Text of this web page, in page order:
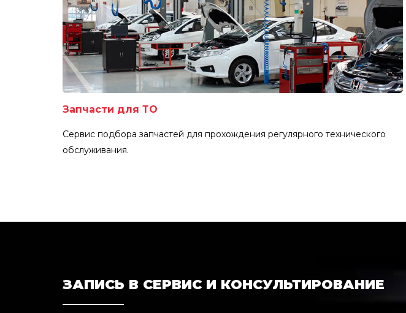
Запчасти для ТО
Сервис подбора запчастей для прохождения регулярного технического
обслуживания.
ЗАПИСЬ В СЕРВИС И КОНСУЛЬТИРОВАНИЕ